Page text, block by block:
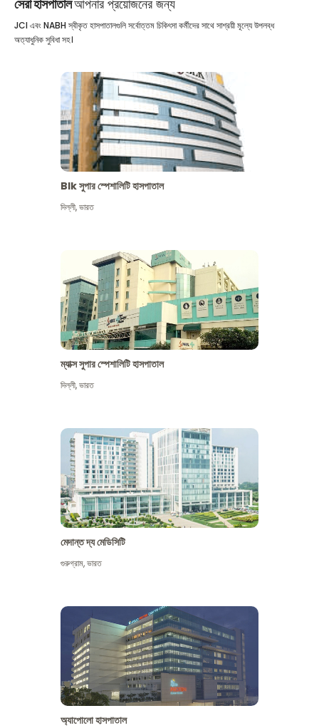
সেরা হাসপাতালআপনার প্রয়োজনের জন্য
JCI এবং NABH স্বীকৃত হাসপাতালগুলি সর্বোত্তম চিকিৎসা কর্মীদের সাথে সাশ্রয়ী মূল্যে উপলব্ধ
অত্যাধুনিক সুবিধা সহ।
Blk সুপার স্পেশালিটি হাসপাতাল
দিল্লী,ভারত
ম্যাক্স সুপার স্পেশালিটি হাসপাতাল
দিল্লী,ভারত
মেদান্ত দ্য মেডিসিটি
গুরুগ্রাম,ভারত
অ্যাপোলো হাসপাতাল